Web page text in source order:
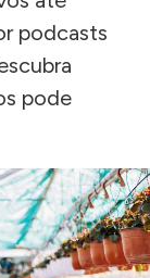
podcasts
pode